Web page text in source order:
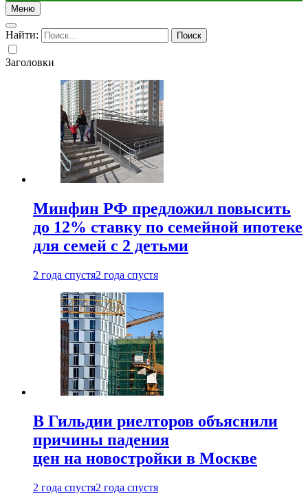
Меню
Найти:
Заголовки
Минфин РФ предложил повысить
до 12% ставку по семейной ипотеке
для семей с 2 детьми
2 года спустя2 года спустя
В Гильдии риелторов объяснили
причины падения
цен на новостройки в Москве
2 года спустя2 года спустя